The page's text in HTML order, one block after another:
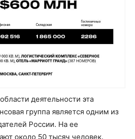
деятельности эта
группа является одним из
России. На ее
около 50 тысяч человек.